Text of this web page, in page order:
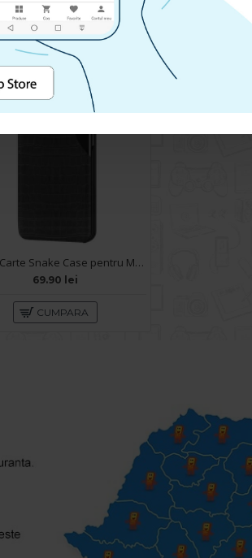
Husa Carte Snake Case pentru Motorola Edge 2021 - Negru
69.90 lei
CUMPARA